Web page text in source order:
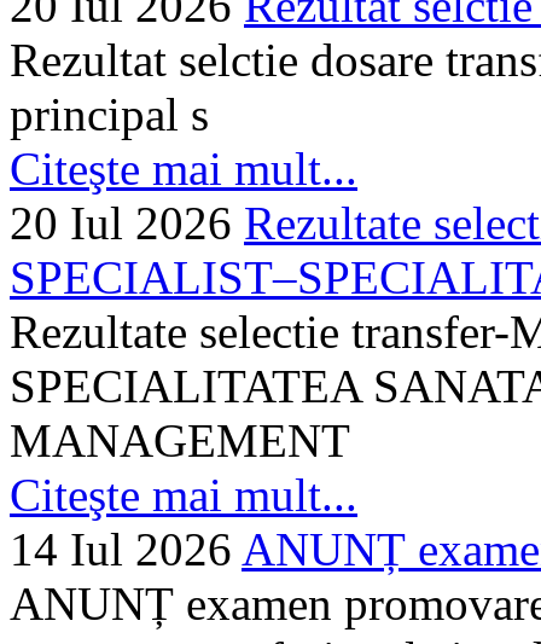
Rezultat selctie dosare
principal s
Citeşte mai mult...
20 Iul 2026 Rezultate
Rezultate selectie
SPECIALITATEA
MANAGEMENT
Citeşte mai mult...
14 Iul 2026 ANUNȚ
ANUNȚ examen